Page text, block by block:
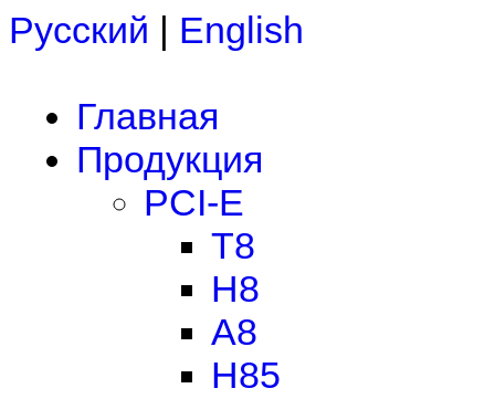
Русский | English
Главная
Продукция
PCI-E
T8
H8
A8
H85